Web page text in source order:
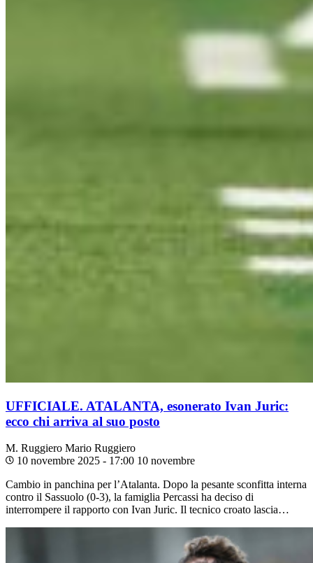
UFFICIALE. ATALANTA, esonerato Ivan Juric:
ecco chi arriva al suo posto
M. Ruggiero Mario Ruggiero
10 novembre 2025 - 17:00 10 novembre
Cambio in panchina per l’Atalanta. Dopo la pesante sconfitta interna
contro il Sassuolo (0-3), la famiglia Percassi ha deciso di
interrompere il rapporto con Ivan Juric. Il tecnico croato lascia…